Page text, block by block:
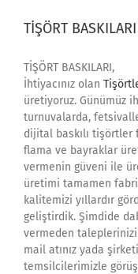
TİŞÖRT BASKILARI
TİŞÖRT BASKILARI,
İhtiyacınız olan
üretiyoruz. Günümüz
turnuvalarda,
dijital baskılı
flama ve bayraklar
vermenin güveni ile
üretimi tamamen
kalitemizi yıllardır
geliştirdik. Şimdide
vermeden taleplerinizi
mail atınız yada
temsilcilerimizle